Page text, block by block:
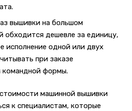
вышивки на большом
обходится дешевле за единицу,
исполнение одной или двух
при заказе
командной формы.
машинной вышивки
к специалистам, которые